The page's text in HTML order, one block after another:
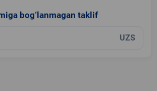
bog‘lanmagan taklif
UZS